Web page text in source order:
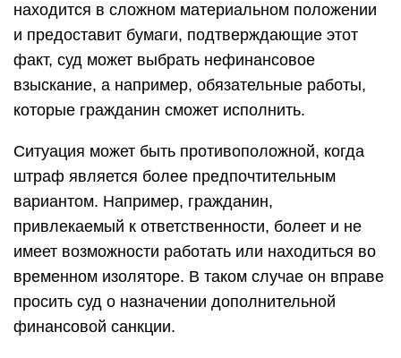
находится в сложном материальном положении
и предоставит бумаги, подтверждающие этот
факт, суд может выбрать нефинансовое
взыскание, а например, обязательные работы,
которые гражданин сможет исполнить.
Ситуация может быть противоположной, когда
штраф является более предпочтительным
вариантом. Например, гражданин,
привлекаемый к ответственности, болеет и не
имеет возможности работать или находиться во
временном изоляторе. В таком случае он вправе
просить суд о назначении дополнительной
финансовой санкции.